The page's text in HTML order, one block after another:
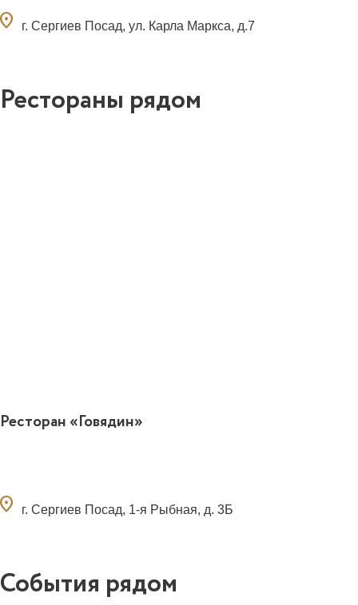
г. Сергиев Посад, ул. Карла Маркса, д.7
Рестораны рядом
Ресторан «Говядин»
г. Сергиев Посад, 1-я Рыбная, д. 3Б
События рядом